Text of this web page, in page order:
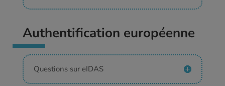
Authentification européenne
Questions sur eIDAS